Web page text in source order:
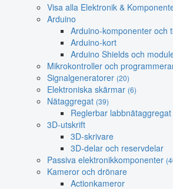
Visa alla Elektronik &
Arduino
Arduino-komponenter och
Arduino-kort
Arduino Shields och
Mikrokontroller och
Signalgeneratorer (20)
Elektroniska skärmar (6)
Nätaggregat (39)
Reglerbar labbnätaggregat
3D-utskrift
3D-skrivare
3D-delar och reservdelar
Passiva elektronikkomponenter
Kameror och drönare
Actionkameror